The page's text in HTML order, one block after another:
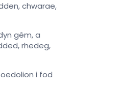
chwarae,
gêm, a
rhedeg,
i fod